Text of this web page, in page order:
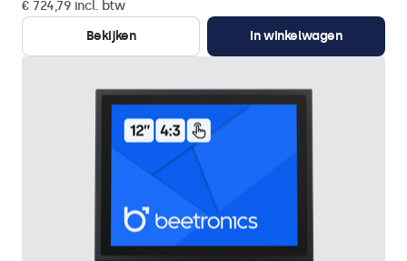
€ 724,79 incl. btw
Bekijken
In winkelwagen